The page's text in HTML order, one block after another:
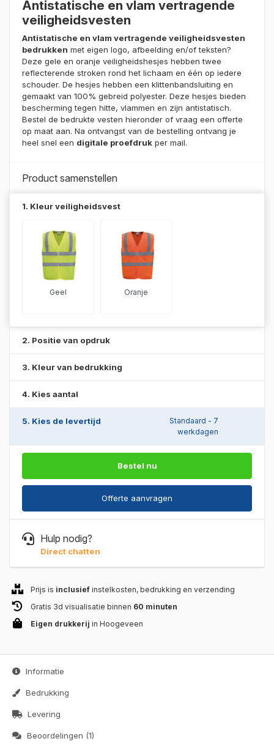
gebaseerd op
klant
waardering
Antistatische en vlam vertragende
veiligheidsvesten
Antistatische en vlam vertragende veiligheidsvesten
bedrukken met eigen logo, afbeelding en/of teksten?
Deze gele en oranje veiligheidshesjes hebben twee
reflecterende stroken rond het lichaam en één op iedere
schouder. De hesjes hebben een klittenbandsluiting en
gemaakt van 100% gebreid polyester. Deze hesjes bieden
bescherming tegen hitte, vlammen en zijn antistatisch.
Bestel de bedrukte vesten hieronder of vraag een offerte
op maat aan. Na ontvangst van de bestelling ontvang je
heel snel een digitale proefdruk per mail.
Product samenstellen
1. Kleur veiligheidsvest
Geel Oranje
2. Positie van opdruk
3. Kleur van bedrukking
4. Kies aantal
5. Kies de levertijd
Standaard - 7
werkdagen
Bestel nu
Offerte aanvragen
Hulp nodig?
Direct chatten
Prijs is inclusief instelkosten, bedrukking en verzending
Gratis 3d visualisatie binnen 60 minuten
Eigen drukkerij in Hoogeveen
Informatie
Bedrukking
Levering
Beoordelingen (1)